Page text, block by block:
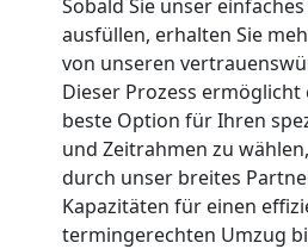
Sobald Sie unser
ausfüllen, erhalten Sie
von unseren
Dieser Prozess ermöglicht
beste Option für Ihren
und Zeitrahmen zu
durch unser breites
Kapazitäten für einen
termingerechten Umzug
Privatumzug
Wolfsberg